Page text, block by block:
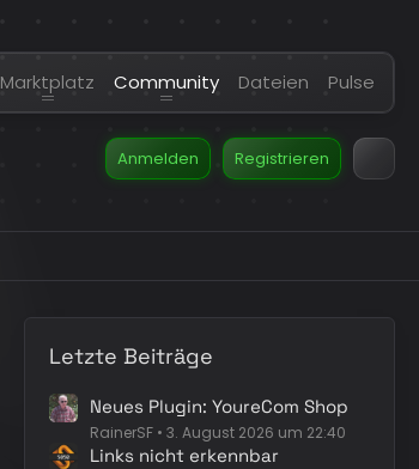
Marktplatz Community Dateien Pulse
Anmelden Registrieren
Letzte Beiträge
Neues Plugin: YoureCom Shop
RainerSF 3. August 2026 um 22:40
Links nicht erkennbar